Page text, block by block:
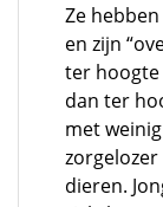
Ze
en zijn
ter hoogte
dan ter
met
dieren.